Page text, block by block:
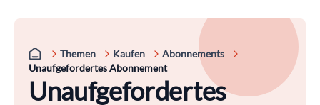
Themen Kaufen
Abonnements
Unaufgefordertes Abonnement
Unaufgefordertes